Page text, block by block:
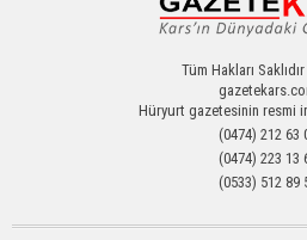
Tüm Hakları
Hüryurt gazetesinin resmi
(0474) 212 63
(0474) 223 13
(0533) 512 89